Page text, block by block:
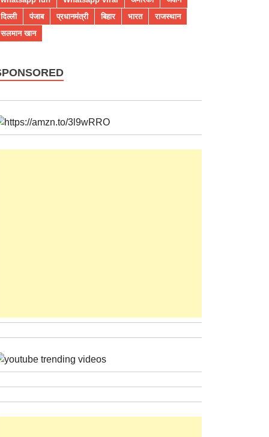
दिल्ली
पंजाब प्रधानमंत्री बिहार भारत
राजस्थान
सलमान खान